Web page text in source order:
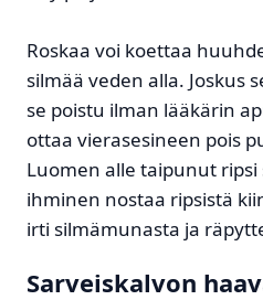
Roskaa voi koettaa
silmää veden alla. Joskus
se poistu ilman lääkärin
ottaa vierasesineen pois
Luomen alle taipunut
ihminen nostaa ripsistä
irti silmämunasta ja
Sarveiskalvon